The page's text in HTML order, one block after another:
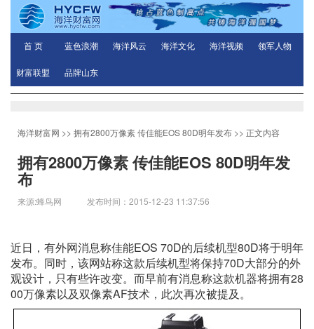
首 页 蓝色浪潮 海洋风云 海洋文化 海洋视频 领军人物
财富联盟 品牌山东
海洋财富网 >> 拥有2800万像素 传佳能EOS 80D明年发布 >> 正文内容
拥有2800万像素 传佳能EOS 80D明年发
布
来源:蜂鸟网 发布时间：2015-12-23 11:37:56
近日，有外网消息称佳能EOS 70D的后续机型80D将于明年
发布。同时，该网站称这款后续机型将保持70D大部分的外
观设计，只有些许改变。而早前有消息称这款机器将拥有28
00万像素以及双像素AF技术，此次再次被提及。